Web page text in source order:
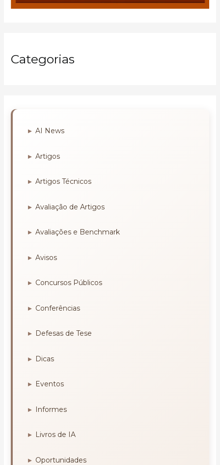
Categorias
AI News
Artigos
Artigos Técnicos
Avaliação de Artigos
Avaliações e Benchmark
Avisos
Concursos Públicos
Conferências
Defesas de Tese
Dicas
Eventos
Informes
Livros de IA
Oportunidades